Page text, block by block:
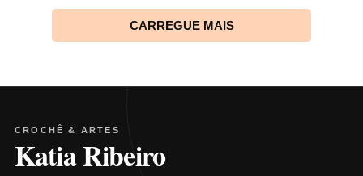
CARREGUE MAIS
CROCHÊ & ARTES
Katia Ribeiro